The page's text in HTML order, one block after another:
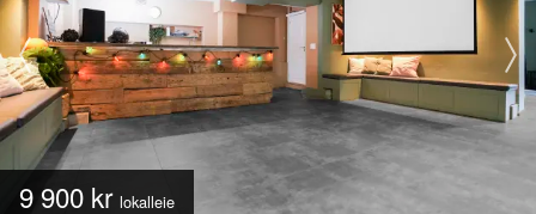
9 900 kr lokalleie